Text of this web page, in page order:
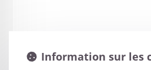
Information sur les